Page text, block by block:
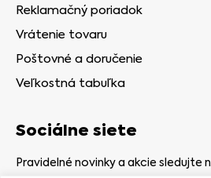
Reklamačný poriadok
Vrátenie tovaru
Poštovné a doručenie
Veľkostná tabuľka
Sociálne siete
Pravidelné novinky a akcie sledujte